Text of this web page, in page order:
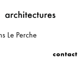
Le Perche
contact